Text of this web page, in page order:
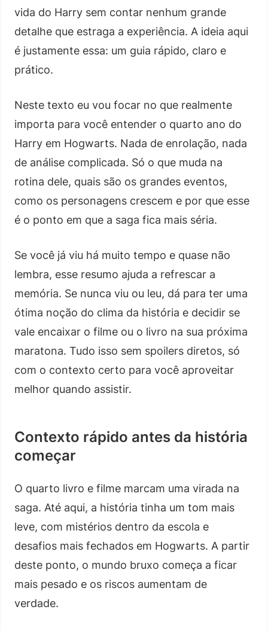
vida do Harry sem contar nenhum grande
detalhe que estraga a experiência. A ideia aqui
é justamente essa: um guia rápido, claro e
prático.
Neste texto eu vou focar no que realmente
importa para você entender o quarto ano do
Harry em Hogwarts. Nada de enrolação, nada
de análise complicada. Só o que muda na
rotina dele, quais são os grandes eventos,
como os personagens crescem e por que esse
é o ponto em que a saga fica mais séria.
Se você já viu há muito tempo e quase não
lembra, esse resumo ajuda a refrescar a
memória. Se nunca viu ou leu, dá para ter uma
ótima noção do clima da história e decidir se
vale encaixar o filme ou o livro na sua próxima
maratona. Tudo isso sem spoilers diretos, só
com o contexto certo para você aproveitar
melhor quando assistir.
Contexto rápido antes da história
começar
O quarto livro e filme marcam uma virada na
saga. Até aqui, a história tinha um tom mais
leve, com mistérios dentro da escola e
desafios mais fechados em Hogwarts. A partir
deste ponto, o mundo bruxo começa a ficar
mais pesado e os riscos aumentam de
verdade.